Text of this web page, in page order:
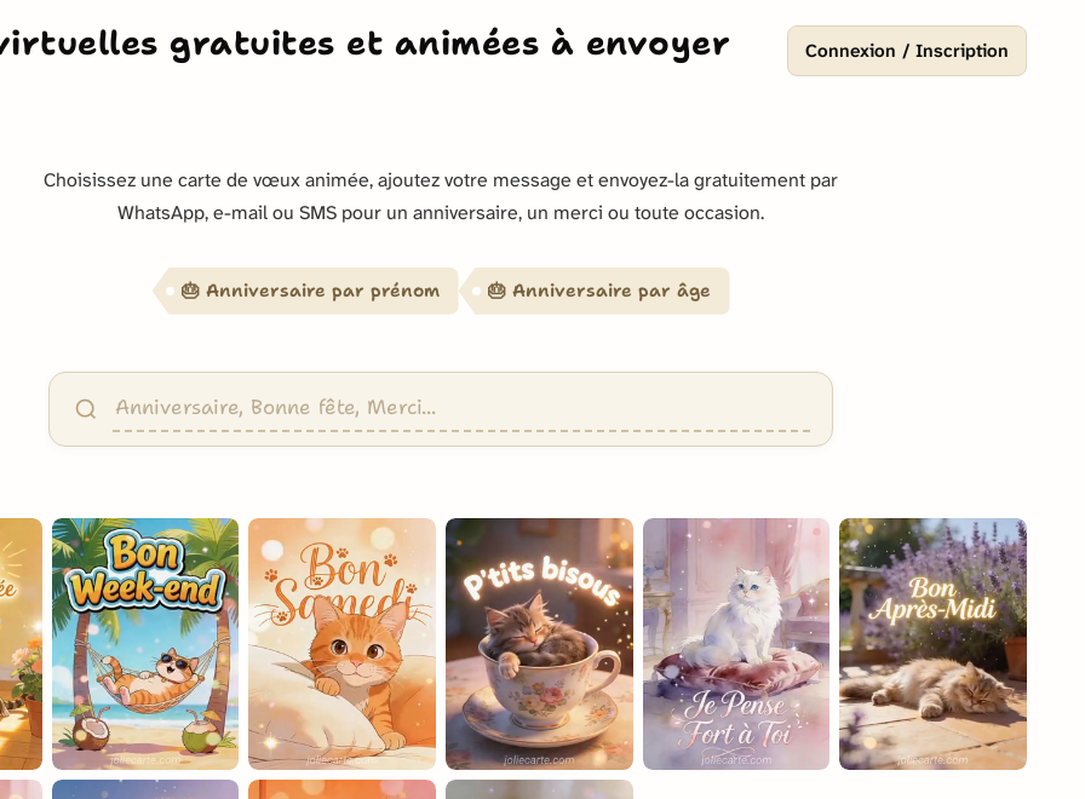
gratuites et animées à envoyer Connexion / Inscription
Choisissez une carte de vœux animée, ajoutez votre message et envoyez-la gratuitement par
WhatsApp, e-mail ou SMS pour un anniversaire, un merci ou toute occasion.
🎂 Anniversaire par prénom 🎂 Anniversaire par âge